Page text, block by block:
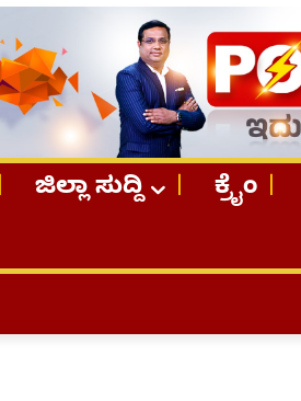
ಜಿಲ್ಲಾ ಸುದ್ದಿ ಕ್ರೈಂ